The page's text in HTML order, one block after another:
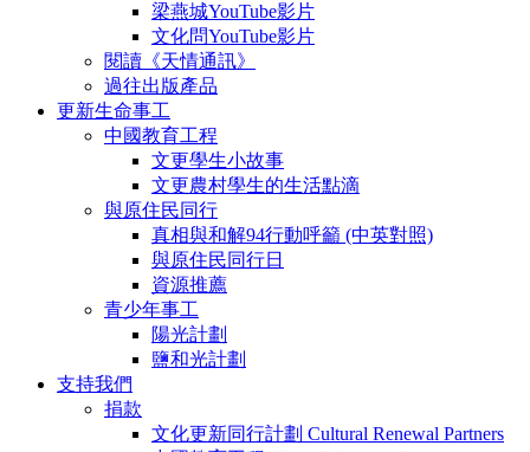
梁燕城YouTube影片
文化問YouTube影片
閱讀《天情通訊》
過往出版產品
更新生命事工
中國教育工程
文更學生小故事
文更農村學生的生活點滴
與原住民同行
真相與和解94行動呼籲 (中英對照)
與原住民同行日
資源推薦
青少年事工
陽光計劃
鹽和光計劃
支持我們
捐款
文化更新同行計劃 Cultural Renewal Partners